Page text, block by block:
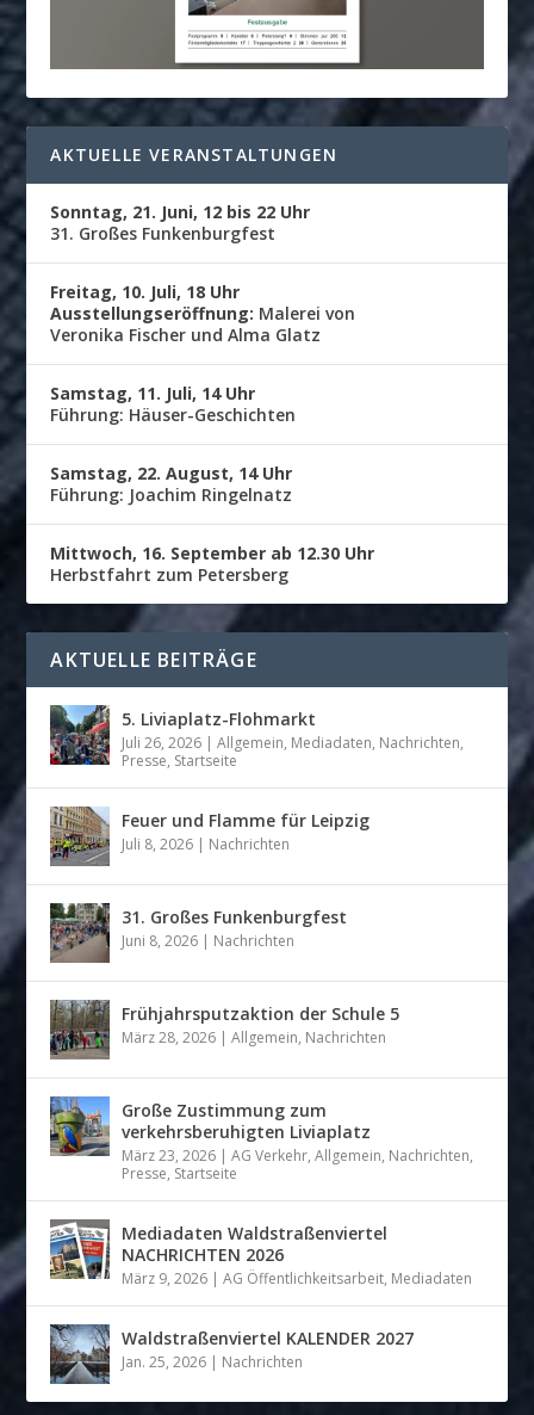
AKTUELLE VERANSTALTUNGEN
Sonntag, 21. Juni, 12 bis 22 Uhr
31. Großes Funkenburgfest
Freitag, 10. Juli, 18 Uhr
Ausstellungseröffnung: Malerei von
Veronika Fischer und Alma Glatz
Samstag, 11. Juli, 14 Uhr
Führung: Häuser-Geschichten
Samstag, 22. August, 14 Uhr
Führung: Joachim Ringelnatz
Mittwoch, 16. September ab 12.30 Uhr
Herbstfahrt zum Petersberg
AKTUELLE BEITRÄGE
5. Liviaplatz-Flohmarkt
Juli 26, 2026 |Allgemein, Mediadaten, Nachrichten,
Presse, Startseite
Feuer und Flamme für Leipzig
Juli 8, 2026 | Nachrichten
31. Großes Funkenburgfest
Juni 8, 2026 | Nachrichten
Frühjahrsputzaktion der Schule 5
März 28, 2026 |Allgemein, Nachrichten
Große Zustimmung zum
verkehrsberuhigten Liviaplatz
März 23, 2026 |AG Verkehr,Allgemein, Nachrichten,
Presse, Startseite
Mediadaten Waldstraßenviertel
NACHRICHTEN 2026
März 9, 2026 |AG Öffentlichkeitsarbeit, Mediadaten
Waldstraßenviertel KALENDER 2027
Jan. 25, 2026 | Nachrichten